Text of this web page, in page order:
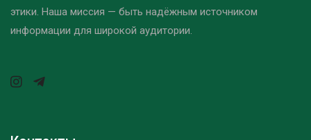
этики. Наша миссия — быть надёжным источником
информации для широкой аудитории.